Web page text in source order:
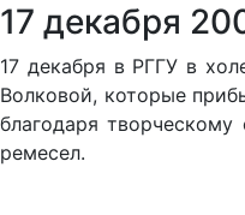
17 декабря
17 декабря в РГГУ в
Волковой, которые
благодаря
ремесел.